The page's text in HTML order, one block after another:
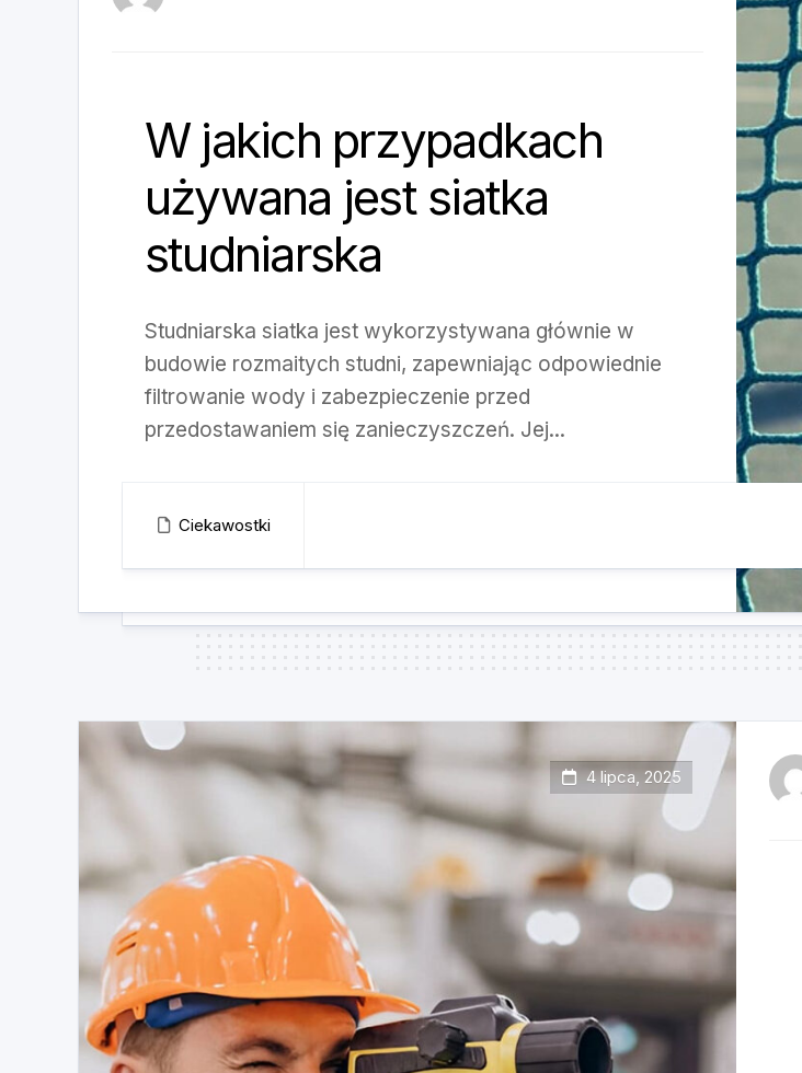
W jakich przypadkach
używana jest siatka
studniarska
Studniarska siatka jest wykorzystywana głównie w
budowie rozmaitych studni, zapewniając odpowiednie
filtrowanie wody i zabezpieczenie przed
przedostawaniem się zanieczyszczeń. Jej...
Ciekawostki
4 lipca, 2025